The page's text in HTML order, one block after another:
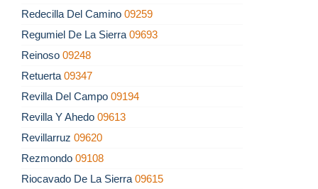
Redecilla Del Camino 09259
Regumiel De La Sierra 09693
Reinoso 09248
Retuerta 09347
Revilla Del Campo 09194
Revilla Y Ahedo 09613
Revillarruz 09620
Rezmondo 09108
Riocavado De La Sierra 09615